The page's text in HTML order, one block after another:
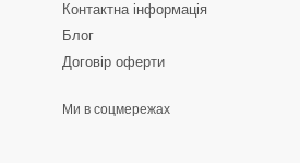
Контактна інформація
Блог
Договір оферти
Ми в соцмережах